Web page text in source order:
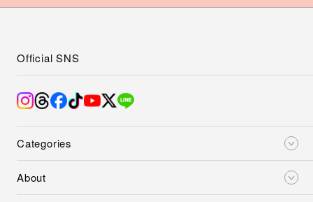
Categories
About
Official SNS